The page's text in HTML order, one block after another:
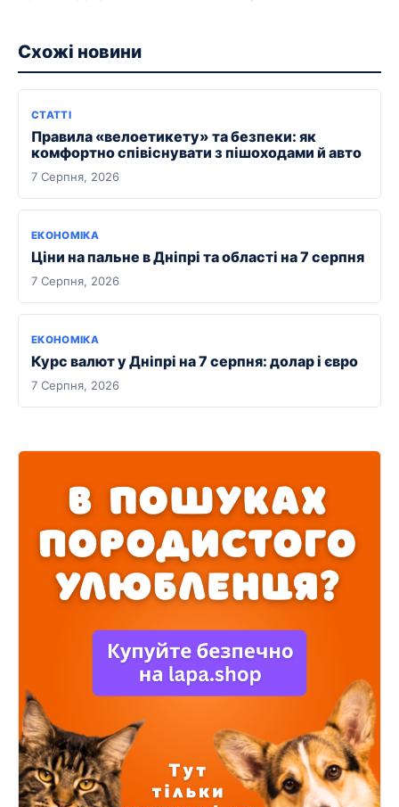
Схожі новини
СТАТТІ
Правила «велоетикету» та безпеки: як
комфортно співіснувати з пішоходами й авто
7 Серпня, 2026
ЕКОНОМІКА
Ціни на пальне в Дніпрі та області на 7 серпня
7 Серпня, 2026
ЕКОНОМІКА
Курс валют у Дніпрі на 7 серпня: долар і євро
7 Серпня, 2026